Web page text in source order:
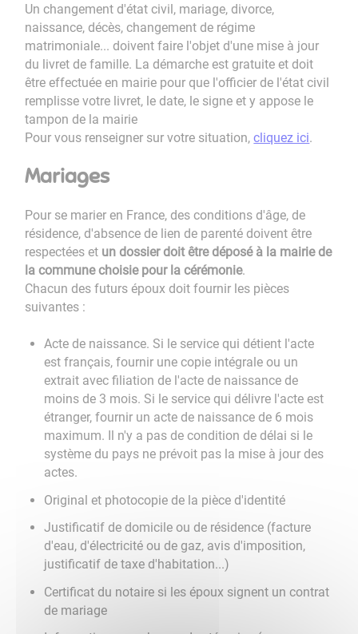
Un changement d'état civil, mariage, divorce,
naissance, décès, changement de régime
matrimoniale... doivent faire l'objet d'une mise à jour
du livret de famille. La démarche est gratuite et doit
être effectuée en mairie pour que l'officier de l'état civil
remplisse votre livret, le date, le signe et y appose le
tampon de la mairie
Pour vous renseigner sur votre situation,cliquez ici.
Mariages
Pour se marier en France, des conditions d'âge, de
résidence, d'absence de lien de parenté doivent être
respectées et un dossier doit être déposé à la mairie de
la commune choisie pour la cérémonie.
Chacun des futurs époux doit fournir les pièces
suivantes :
Acte de naissance. Si le service qui détient l'acte
est français, fournir une copie intégrale ou un
extrait avec filiation de l'acte de naissance de
moins de 3 mois. Si le service qui délivre l'acte est
étranger, fournir un acte de naissance de 6 mois
maximum. Il n'y a pas de condition de délai si le
système du pays ne prévoit pas la mise à jour des
actes.
Original et photocopie de la pièce d'identité
Justificatif de domicile ou de résidence (facture
d'eau, d'électricité ou de gaz, avis d'imposition,
justificatif de taxe d'habitation...)
Certificat du notaire si les époux signent un contrat
de mariage